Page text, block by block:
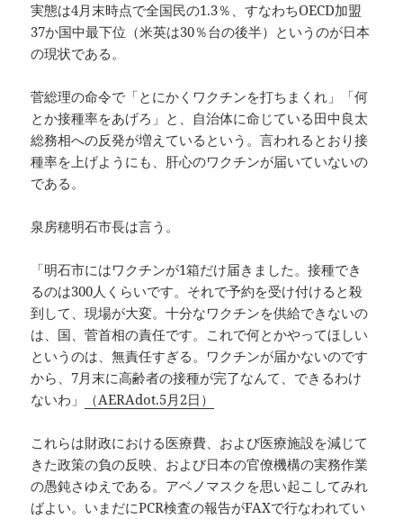
実態は4月末時点で全国民の1.3％、すなわちOECD加盟
37か国中最下位（米英は30％台の後半）というのが日本
の現状である。
菅総理の命令で「とにかくワクチンを打ちまくれ」「何
とか接種率をあげろ」と、自治体に命じている田中良太
総務相への反発が増えているという。言われるとおり接
種率を上げようにも、肝心のワクチンが届いていないの
である。
泉房穂明石市長は言う。
「明石市にはワクチンが1箱だけ届きました。接種でき
るのは300人くらいです。それで予約を受け付けると殺
到して、現場が大変。十分なワクチンを供給できないの
は、国、菅首相の責任です。これで何とかやってほしい
というのは、無責任すぎる。ワクチンが届かないのです
から、7月末に高齢者の接種が完了なんて、できるわけ
ないわ」
（AERAdot.5月2日）
これらは財政における医療費、および医療施設を減じて
きた政策の負の反映、および日本の官僚機構の実務作業
の愚鈍さゆえである。アベノマスクを思い起こしてみれ
ばよい。いまだにPCR検査の報告がFAXで行なわれてい